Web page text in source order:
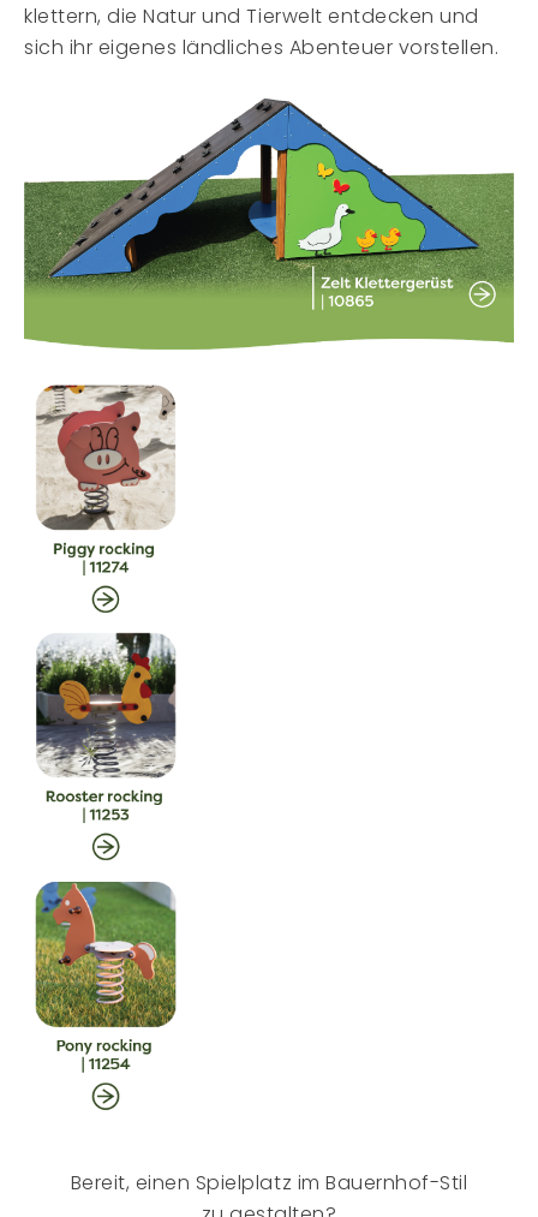
klettern, die Natur und Tierwelt entdecken und
sich ihr eigenes ländliches Abenteuer vorstellen.
Bereit, einen Spielplatz im Bauernhof-Stil